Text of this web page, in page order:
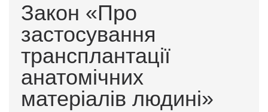
Закон «Про
застосування
трансплантації
анатомічних
матеріалів людині»